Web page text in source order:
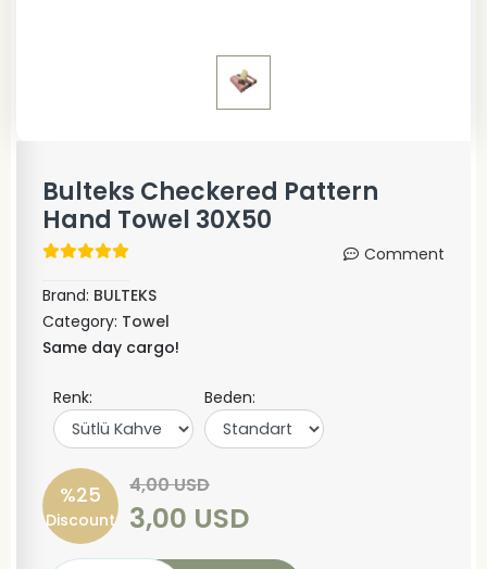
Bulteks Checkered Pattern
Hand Towel 30X50
Comment
Brand: BULTEKS
Category: Towel
Same day cargo!
Renk: Beden:
%25
Discount
4,00 USD
3,00 USD